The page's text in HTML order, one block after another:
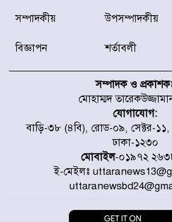
রাজধানীর
অফিসের সামনে
করেছে র‌্যাব-১
চূড়ান্ত পর্যায়ে :
প্রত্যেক
হবে, সে যত
চট্টগ্রামে জুলাই
প্রতিমন্ত্রী মীর
আগামী ৫ দিন
সম্পাদকীয় উপসম্পাদকীয়
বিজ্ঞাপন শর্তাবলী
সম্পাদক ও
মোহাম্মদ
যোগাযোগ:
বাড়ি-৩৮ (৪বি), রোড-০৯, সেক্টর-১১,
ঢাকা-১২৩০
মোবাইল-০১৯৭২
ই-মেইলঃ